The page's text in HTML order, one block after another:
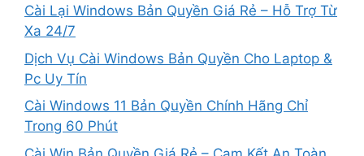
Cài Lại Windows Bản Quyền Giá Rẻ – Hỗ Trợ Từ
Xa 24/7
Dịch Vụ Cài Windows Bản Quyền Cho Laptop &
Pc Uy Tín
Cài Windows 11 Bản Quyền Chính Hãng Chỉ
Trong 60 Phút